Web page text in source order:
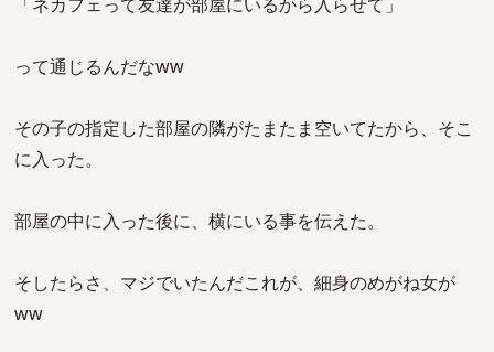
って通じるんだなww
その子の指定した部屋の隣がたまたま空いてたから、そこ
に入った。
部屋の中に入った後に、横にいる事を伝えた。
そしたらさ、マジでいたんだこれが、細身のめがね女が
ww